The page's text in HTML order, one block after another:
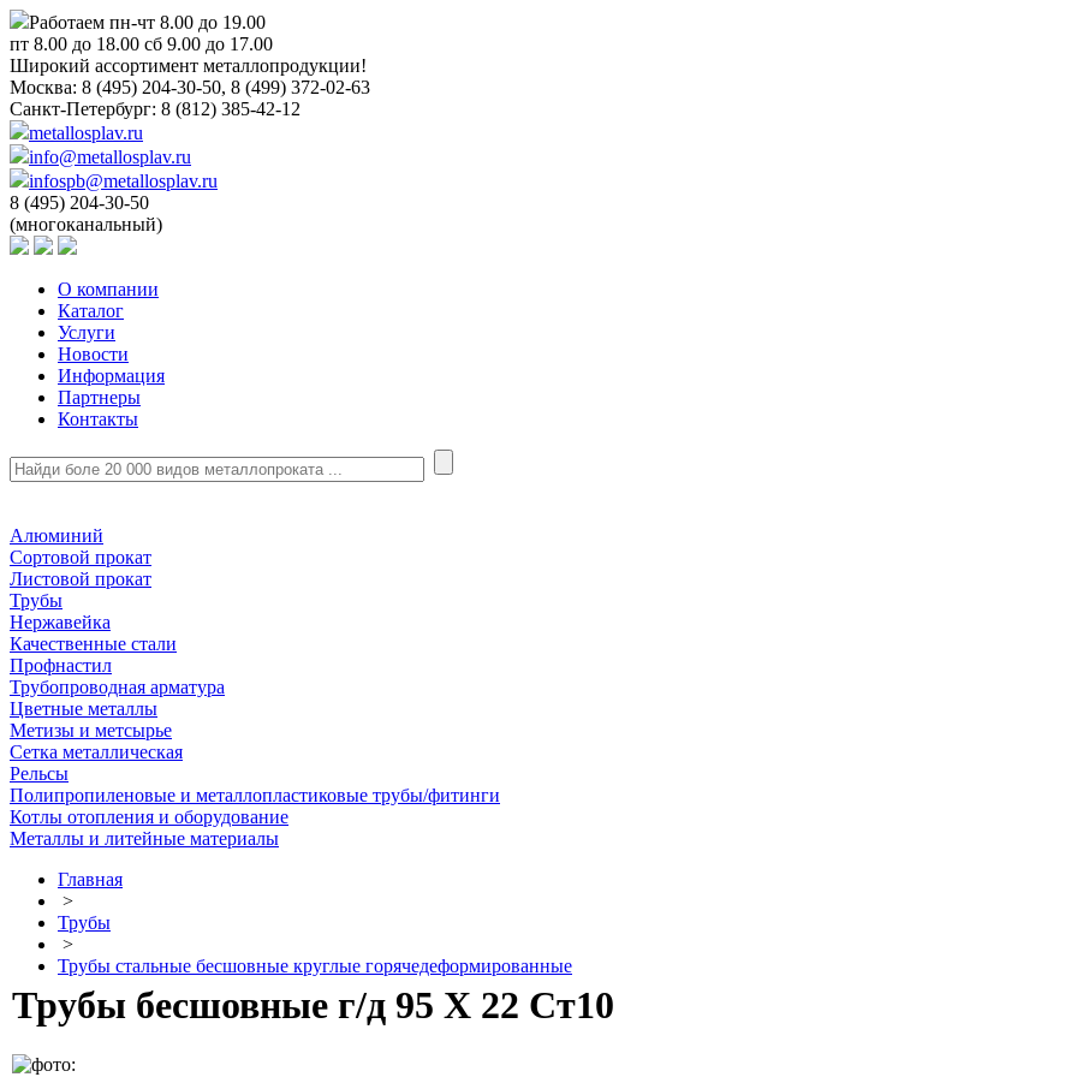
Работаем пн-чт 8.00 до 19.00
пт 8.00 до 18.00 сб 9.00 до 17.00
Широкий ассортимент металлопродукции!
Москва: 8 (495) 204-30-50, 8 (499) 372-02-63
Санкт-Петербург: 8 (812) 385-42-12
metallosplav.ru
info@metallosplav.ru
infospb@metallosplav.ru
8 (495) 204-30-50
(многоканальный)
О компании
Каталог
Услуги
Новости
Информация
Партнеры
Контакты
Алюминий
Сортовой прокат
Листовой прокат
Трубы
Нержавейка
Качественные стали
Профнастил
Трубопроводная арматура
Цветные металлы
Метизы и метсырье
Сетка металлическая
Рельсы
Полипропиленовые и металлопластиковые трубы/фитинги
Котлы отопления и оборудование
Металлы и литейные материалы
Главная
>
Трубы
>
Трубы стальные бесшовные круглые горячедеформированные
Трубы бесшовные г/д 95 Х 22 Ст10